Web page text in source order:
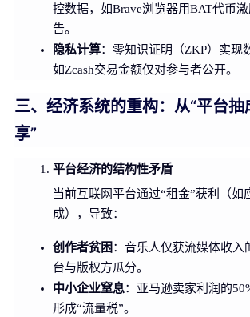
控数据，如Brave浏览器用BAT代币
告。
隐私计算：零知识证明（ZKP）实现
如Zcash交易金额仅对参与者公开。
三、经济系统的重构：从“平台抽
享”
平台经济的结构性矛盾
当前互联网平台通过“租金”获利（如
成），导致：
创作者贫困：音乐人仅获流媒体收入
台与版权方瓜分。
中小企业窒息：亚马逊卖家利润的
形成“流量税”。